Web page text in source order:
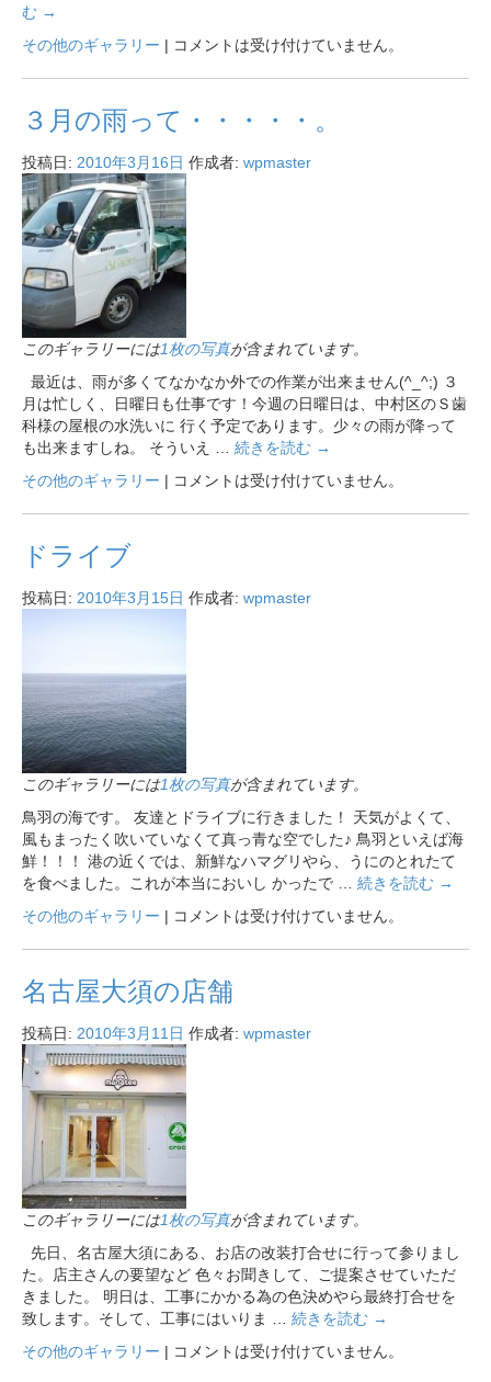
む →
その他のギャラリー | コメントは受け付けていません。
３月の雨って・・・・・。
投稿日: 2010年3月16日 作成者: wpmaster
このギャラリーには1枚の写真が含まれています。
最近は、雨が多くてなかなか外での作業が出来ません(^_^;) ３
月は忙しく、日曜日も仕事です！今週の日曜日は、中村区のＳ歯
科様の屋根の水洗いに 行く予定であります。少々の雨が降って
も出来ますしね。 そういえ … 続きを読む →
その他のギャラリー | コメントは受け付けていません。
ドライブ
投稿日: 2010年3月15日 作成者: wpmaster
このギャラリーには1枚の写真が含まれています。
鳥羽の海です。 友達とドライブに行きました！ 天気がよくて、
風もまったく吹いていなくて真っ青な空でした♪ 鳥羽といえば海
鮮！！！ 港の近くでは、新鮮なハマグリやら、うにのとれたて
を食べました。これが本当においし かったで … 続きを読む →
その他のギャラリー | コメントは受け付けていません。
名古屋大須の店舗
投稿日: 2010年3月11日 作成者: wpmaster
このギャラリーには1枚の写真が含まれています。
先日、名古屋大須にある、お店の改装打合せに行って参りまし
た。店主さんの要望など 色々お聞きして、ご提案させていただ
きました。 明日は、工事にかかる為の色決めやら最終打合せを
致します。そして、工事にはいりま … 続きを読む →
その他のギャラリー | コメントは受け付けていません。